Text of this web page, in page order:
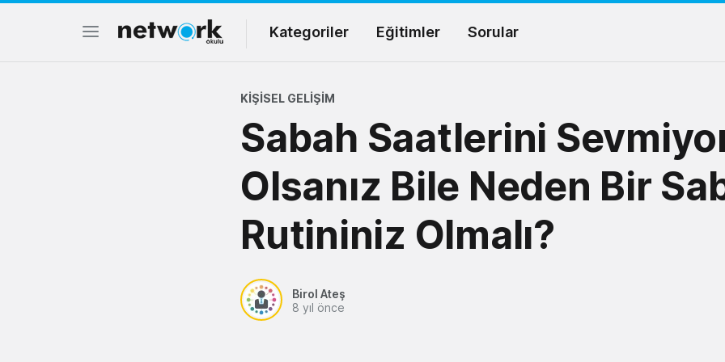
Kategoriler Eğitimler Sorular
KIŞISEL GELIŞIM
Sabah Saatlerini
Olsanız Bile Neden Bir
Rutininiz Olmalı?
Birol Ateş
8 yıl önce